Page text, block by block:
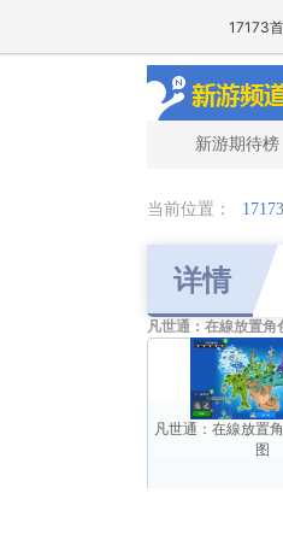
17173
新游期待榜
当前位置： 17173
详情
凡世通：在線放置角
凡世通：在線放置
图